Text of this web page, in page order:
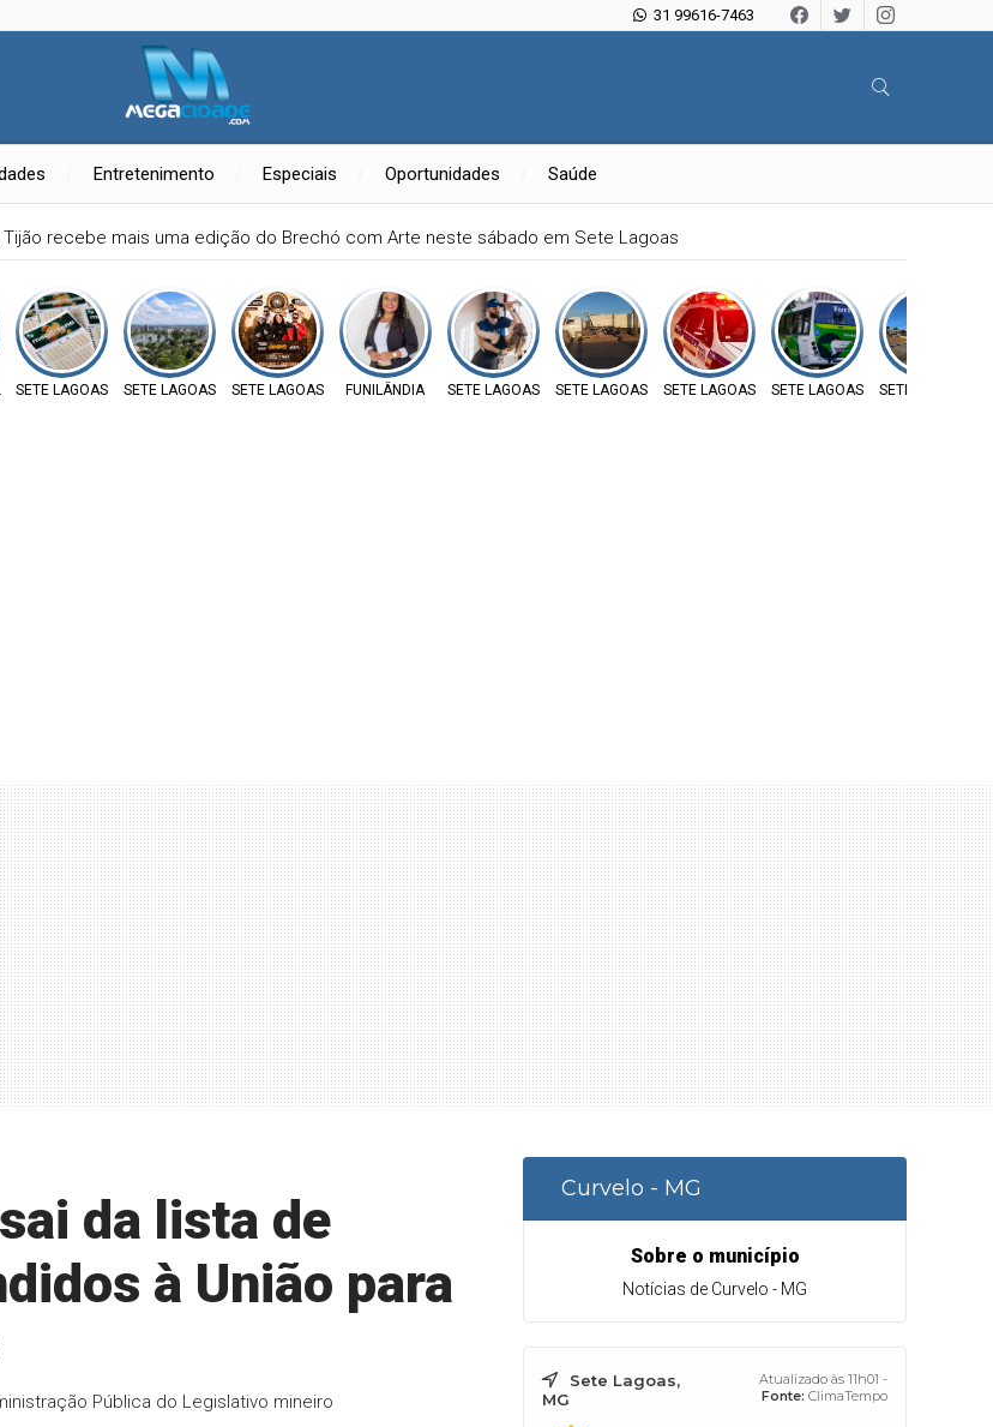
31 99616-7463
Entretenimento Especiais Oportunidades Saúde
Tijão recebe mais uma edição do Brechó com Arte neste sábado em Sete Lagoas
SETE LAGOAS SETE LAGOAS SETE LAGOAS FUNILÂNDIA SETE LAGOAS SETE LAGOAS SETE LAGOAS SETE LAGOAS SETE LAGOAS
da lista de
à União para
Pública do Legislativo mineiro
Curvelo - MG
Sobre o município
Notícias de Curvelo - MG
Sete Lagoas,
MG
Atualizado às 11h01 -
Fonte: ClimaTempo